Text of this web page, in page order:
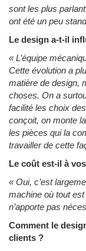
sont les plus
ont été un peu
Le design a-t-il
« L’équipe
Cette évolution a
matière de design,
choses. On a
facilité les choix
conçoit, on monte
les pièces qui la
travailler de cette
Le coût est-il à
« Oui, c’est
machine où tout
n’apporte pas
Comment le
clients ?